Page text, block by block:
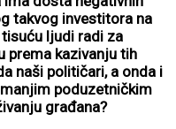
takvog investitora na
ljudi radi za
prema kazivanju tih
naši političari, a onda i
poduzetničkim
građana?